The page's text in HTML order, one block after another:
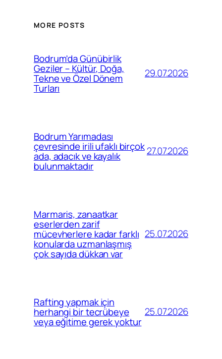
MORE POSTS
Bodrum’da Günübirlik
Geziler – Kültür, Doğa,
Tekne ve Özel Dönem
Turları
29.07.2026
Bodrum Yarımadası
çevresinde irili ufaklı birçok
ada, adacık ve kayalık
bulunmaktadır
27.07.2026
Marmaris, zanaatkar
eserlerden zarif
mücevherlere kadar farklı
konularda uzmanlaşmış
çok sayıda dükkan var
25.07.2026
Rafting yapmak için
herhangi bir tecrübeye
veya eğitime gerek yoktur
25.07.2026